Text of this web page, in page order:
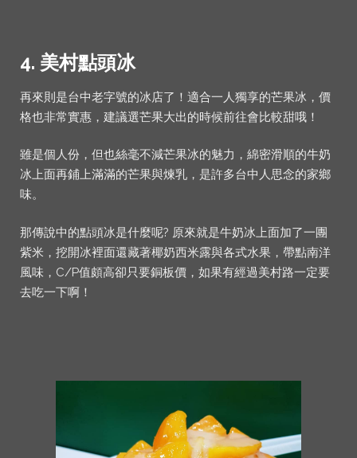
4. 美村點頭冰
再來則是台中老字號的冰店了！適合一人獨享的芒果冰，價
格也非常實惠，建議選芒果大出的時候前往會比較甜哦！
雖是個人份，但也絲毫不減芒果冰的魅力，綿密滑順的牛奶
冰上面再鋪上滿滿的芒果與煉乳，是許多台中人思念的家鄉
味。
那傳說中的點頭冰是什麼呢? 原來就是牛奶冰上面加了一團
紫米，挖開冰裡面還藏著椰奶西米露與各式水果，帶點南洋
風味，C/P值頗高卻只要銅板價，如果有經過美村路一定要
去吃一下啊！